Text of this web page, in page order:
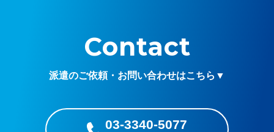
Contact
派遣のご依頼・お問い合わせはこちら▼
03-3340-5077